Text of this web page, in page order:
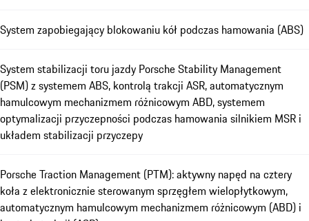
System zapobiegający blokowaniu kół podczas hamowania (ABS)
System stabilizacji toru jazdy Porsche Stability Management
(PSM) z systemem ABS, kontrolą trakcji ASR, automatycznym
hamulcowym mechanizmem różnicowym ABD, systemem
optymalizacji przyczepności podczas hamowania silnikiem MSR i
układem stabilizacji przyczepy
Porsche Traction Management (PTM): aktywny napęd na cztery
koła z elektronicznie sterowanym sprzęgłem wielopłytkowym,
automatycznym hamulcowym mechanizmem różnicowym (ABD) i